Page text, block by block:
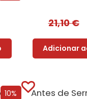
21,10€
Adicionar
10%
O Guia Completo sobre Absolutamente Tudo Antes de